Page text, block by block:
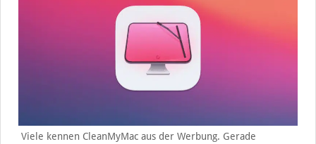
Viele kennen CleanMyMac aus der Werbung. Gerade